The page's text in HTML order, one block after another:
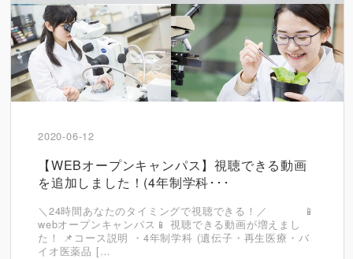
2020-06-12
【WEBオープンキャンパス】視聴できる動画
を追加しました！(4年制学科･･･
＼24時間あなたのタイミングで視聴できる！／ 📱
webオープンキャンパス📱 視聴できる動画が増えまし
た！ 📌コース説明 ・4年制学科 (遺伝子・再生医療・バ
イオ医薬品 […